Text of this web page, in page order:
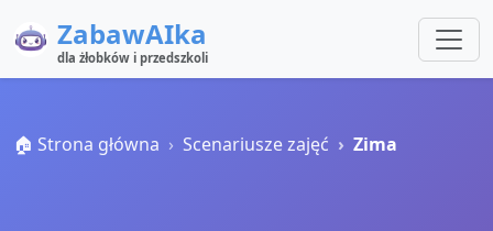
ZabawAIka
dla żłobków i przedszkoli
🏠 Strona główna Scenariusze zajęć Zima